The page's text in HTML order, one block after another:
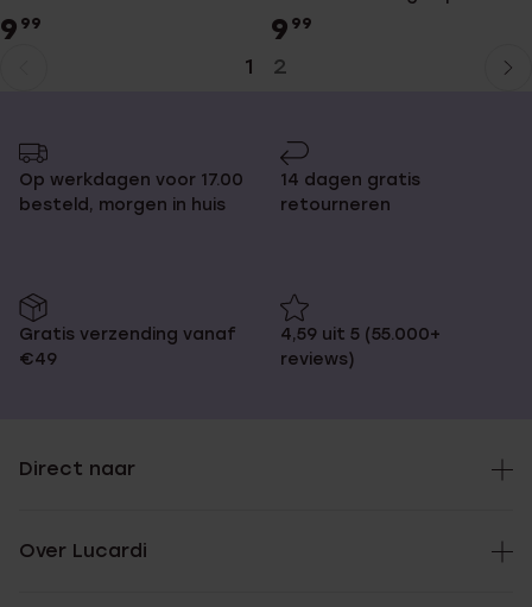
9 99
3mm xs
9 99
1 2
Op werkdagen voor 17.00
besteld, morgen in huis
14 dagen gratis
retourneren
Gratis verzending vanaf
€49
4,59 uit 5 (55.000+
reviews)
Direct naar
Over Lucardi